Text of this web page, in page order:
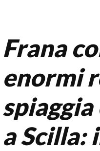
Frana
enormi
a Scilla: